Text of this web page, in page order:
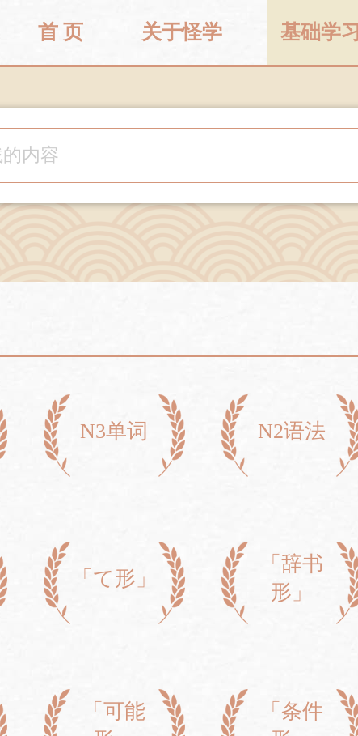
首 页 关于怪学 基础学习
N3单词 N2语法
「て形」
「辞书
形」
「可能
「条件